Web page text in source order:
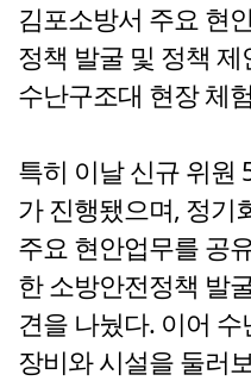
김포소방서 주요 현
정책 발굴 및 정책
수난구조대 현장 체
특히 이날 신규 위원
가 진행됐으며, 정기
주요 현안업무를 공
한 소방안전정책 발
견을 나눴다. 이어
장비와 시설을 둘러